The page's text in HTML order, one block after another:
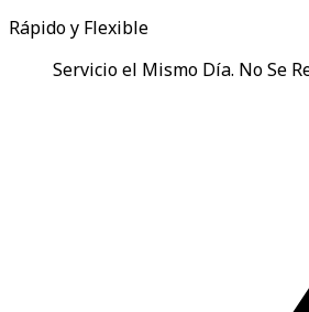
Rápido y Flexible
Servicio el Mismo Día. No Se